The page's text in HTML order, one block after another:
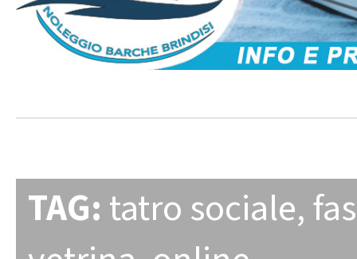
TAG: tatro sociale,